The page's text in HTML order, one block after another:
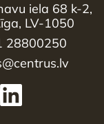
iela 68 k-2,
LV-1050
28800250